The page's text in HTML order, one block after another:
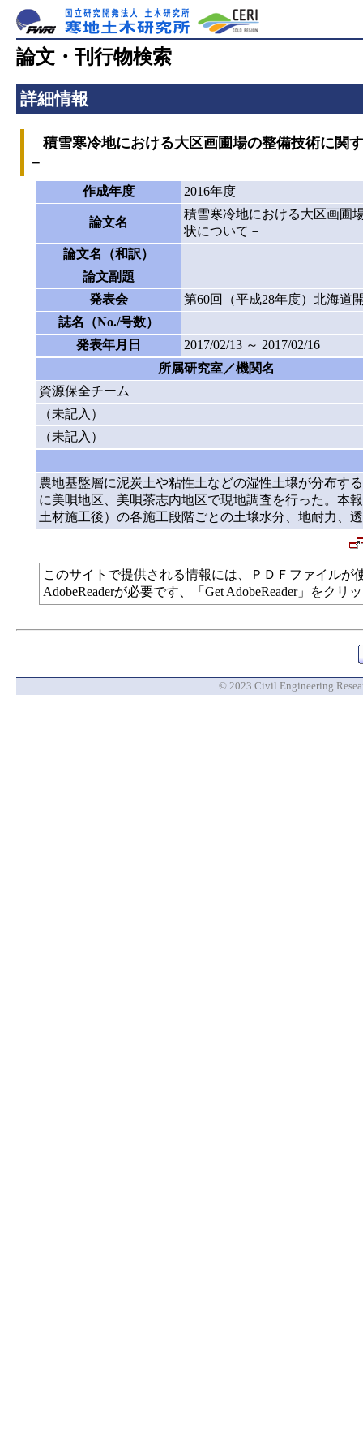
論文・刊行物検索
詳細情報
積雪寒冷地における大区画圃場の整備技術に関
－
作成年度 2016年度
論文名
積雪寒冷地における大区画圃
状について－
論文名（和訳）
論文副題
発表会
第60回（平成28年度）北海道
誌名（No./号数）
発表年月日
2017/02/13 ～ 2017/02/16
所属研究室／機関名
資源保全チーム
（未記入）
（未記入）
農地基盤層に泥炭土や粘性土などの湿性土壌が分布す
に美唄地区、美唄茶志内地区で現地調査を行った。本
土材施工後）の各施工段階ごとの土壌水分、地耐力、
このサイトで提供される情報には、ＰＤＦファイル
AdobeReaderが必要です、「Get AdobeReader」をク
© 2023 Civil Engineering